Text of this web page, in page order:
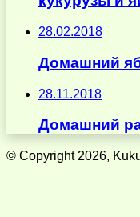
28.02.2018
Домашний
28.11.2018
Домашний
© Copyright 2026,